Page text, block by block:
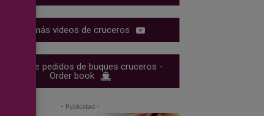
Ver más videos de cruceros
Cartera de pedidos de buques cruceros -
Order book
- Publicidad -